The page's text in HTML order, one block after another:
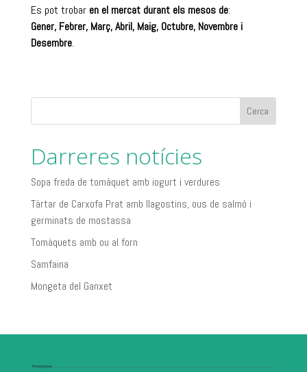
Es pot trobar en el mercat durant els mesos de:
Gener, Febrer, Març, Abril, Maig, Octubre, Novembre i
Desembre.
Cerca
Darreres notícies
Sopa freda de tomàquet amb iogurt i verdures
Tàrtar de Carxofa Prat amb llagostins, ous de salmó i
germinats de mostassa
Tomàquets amb ou al forn
Samfaina
Mongeta del Ganxet